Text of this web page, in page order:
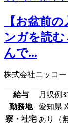
【お盆前
ンガを読
んで...
株式会社ニッコー
給与 月収例
勤務地
愛知県
寮・社宅 あり（